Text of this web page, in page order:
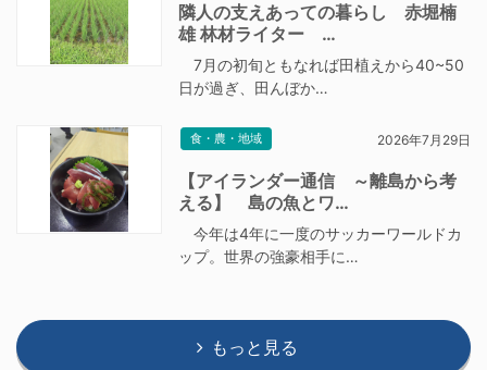
隣人の支えあっての暮らし 赤堀楠
雄 林材ライター …
7月の初旬ともなれば田植えから40~50
日が過ぎ、田んぼか…
食・農・地域 2026年7月29日
【アイランダー通信 ～離島から考
える】 島の魚とワ…
今年は4年に一度のサッカーワールドカ
ップ。世界の強豪相手に…
もっと見る